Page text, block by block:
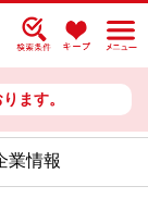
ます。
業情報